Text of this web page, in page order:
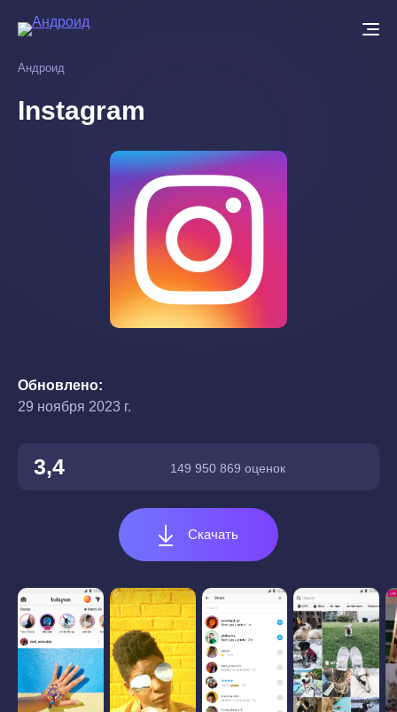
основному
Андроид
Instagram
Обновлено
29 ноября 2023 г.
3,4 149 950 869 оценок
Скачать